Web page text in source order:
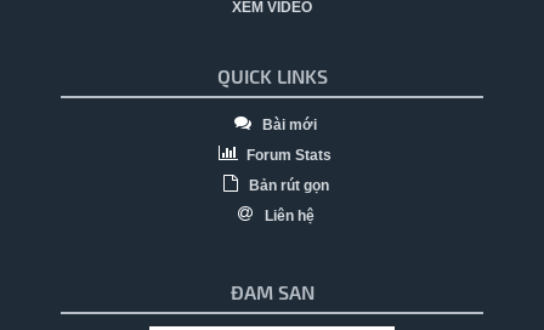
XEM VIDEO
QUICK LINKS
Bài mới
Forum Stats
Bản rút gọn
Liên hệ
ĐAM SAN